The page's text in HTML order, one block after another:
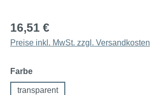
16,51 €
Preise inkl. MwSt. zzgl. Versandkosten
Farbeauswählen
transparent